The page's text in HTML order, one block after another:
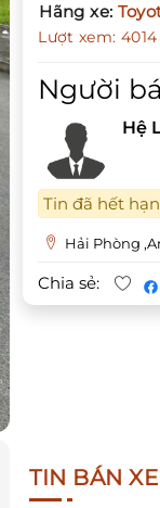
Hãng xe:
Lượt xem: 4014
Người
Hệ
Tin đã hết hạn
Hải Phòng
Chia sẻ:
TIN BÁN